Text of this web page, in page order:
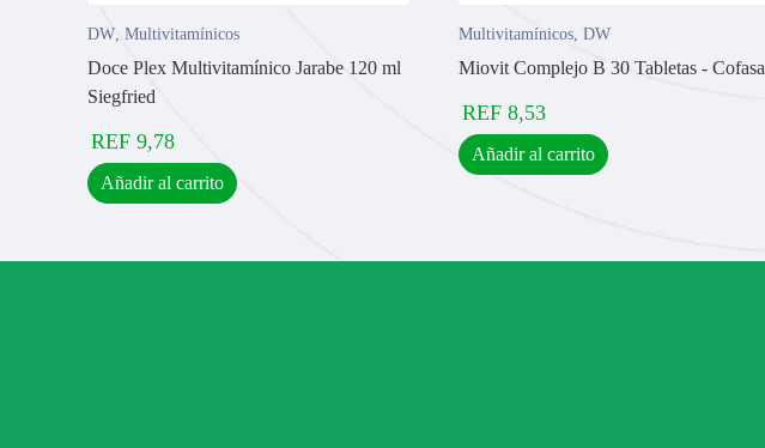
DW Multivitamínicos
Doce Plex Multivitamínico Jarabe 120 ml
Siegfried
REF 9,78
Añadir al carrito
Multivitamínicos DW
Miovit Complejo B 30 Tabletas - Cofasa
REF 8,53
Añadir al carrito